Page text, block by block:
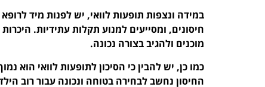
במידה ונצפות תופעות לוואי, יש לפנות מיד
חיסונים, ומסייעים למנוע תקלות עתידיות.
מוכנים ולהגיב בצורה נכונה.
החיסון נחשב לבחירה בטוחה ונכונה עבור רוב